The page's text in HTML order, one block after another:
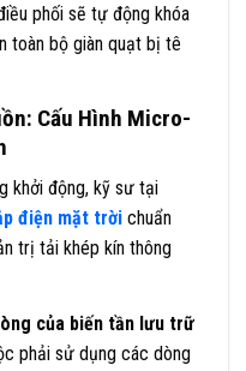
phối sẽ tự động khóa
toàn bộ giàn quạt bị tê
Cấu Hình Micro-
khởi động, kỹ sư tại
điện mặt trời chuẩn
trị tải khép kín thông
của biến tần lưu trữ
phải sử dụng các dòng